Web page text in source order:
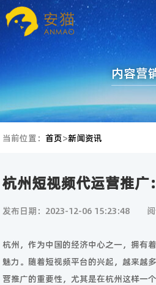
内容营
当前位置：首页>新闻资讯
杭州短视频代运营推广
发布日期：2023-12-06 15:23:48
杭州，作为中国的经济中心之一，拥有
魅力。随着短视频平台的兴起，越来越
营推广的重要性，尤其是在杭州这样一